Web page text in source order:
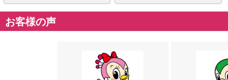
お客様の声